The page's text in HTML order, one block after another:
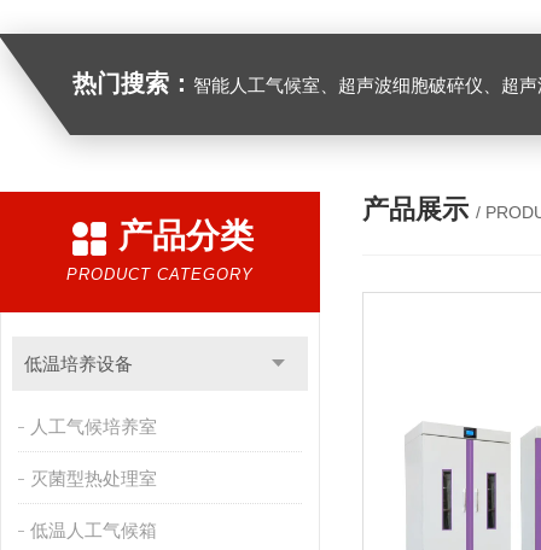
热门搜索： 智能人工气候室、超声波细胞破碎仪、超
产品分类
PRODUCT CATEGORY
低温培养设备
人工气候培养室
灭菌型热处理室
低温人工气候箱
产品展示 /